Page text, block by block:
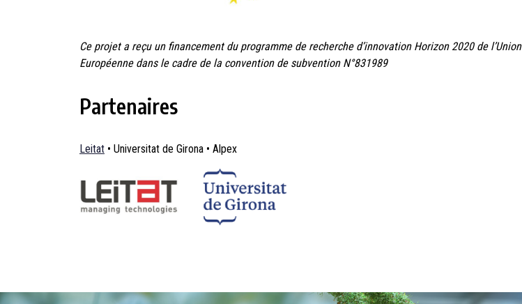
Ce projet a reçu un financement du programme de recherche d’innovation Horizon 2020 de l’Union
Européenne dans le cadre de la convention de subvention N°831989
Partenaires
Leitat • Universitat de Girona • Alpex